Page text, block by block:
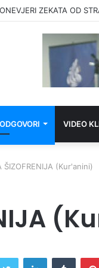
ZEKATA OD
VIDEO
ŠIZOFRENIJA (Kur'anini)